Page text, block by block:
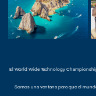
El World Wide Technology
Somos una ventana para que el